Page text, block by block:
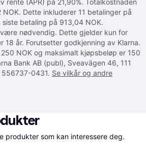
rente (APR) på 21,90%. Totalkostnaden
NOK. Dette inkluderer 11 betalinger på
siste betaling på 913,04 NOK.
nødvendig. Dette gjelder kun for
18 år. Forutsetter godkjenning av Klarna.
NOK og maksimalt kjøpsbeløp er 150
Bank AB (publ), Sveavägen 46, 111
556737-0431. Se vilkår og andre